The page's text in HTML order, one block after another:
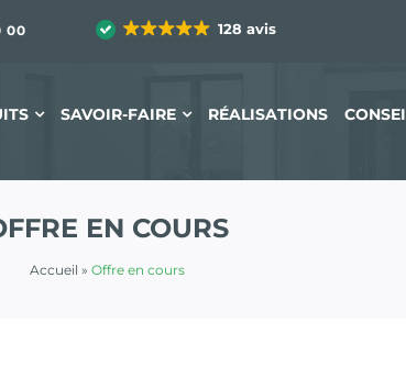
00 128 avis
SAVOIR-FAIRE RÉALISATIONS
EN COURS
Accueil » Offre en cours